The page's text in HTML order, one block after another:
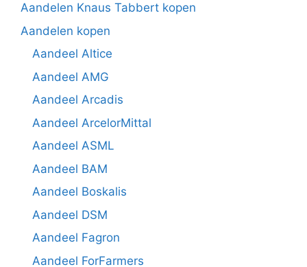
Aandelen Knaus Tabbert kopen
Aandelen kopen
Aandeel Altice
Aandeel AMG
Aandeel Arcadis
Aandeel ArcelorMittal
Aandeel ASML
Aandeel BAM
Aandeel Boskalis
Aandeel DSM
Aandeel Fagron
Aandeel ForFarmers